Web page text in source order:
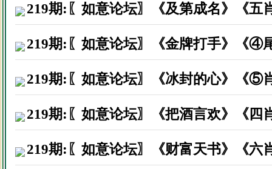
219期:〖如意论坛〗《及第成名》《五
219期:〖如意论坛〗《金牌打手》《④
219期:〖如意论坛〗《冰封的心》《⑤
219期:〖如意论坛〗《把酒言欢》《四
219期:〖如意论坛〗《财富天书》《六